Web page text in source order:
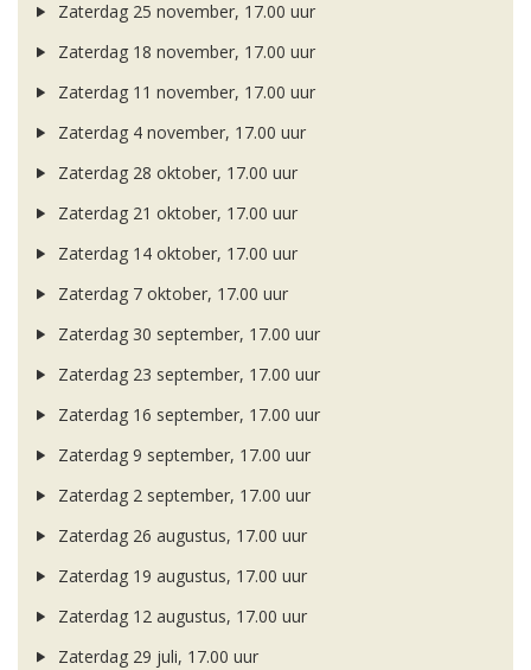
Zaterdag 25 november, 17.00 uur
Zaterdag 18 november, 17.00 uur
Zaterdag 11 november, 17.00 uur
Zaterdag 4 november, 17.00 uur
Zaterdag 28 oktober, 17.00 uur
Zaterdag 21 oktober, 17.00 uur
Zaterdag 14 oktober, 17.00 uur
Zaterdag 7 oktober, 17.00 uur
Zaterdag 30 september, 17.00 uur
Zaterdag 23 september, 17.00 uur
Zaterdag 16 september, 17.00 uur
Zaterdag 9 september, 17.00 uur
Zaterdag 2 september, 17.00 uur
Zaterdag 26 augustus, 17.00 uur
Zaterdag 19 augustus, 17.00 uur
Zaterdag 12 augustus, 17.00 uur
Zaterdag 29 juli, 17.00 uur